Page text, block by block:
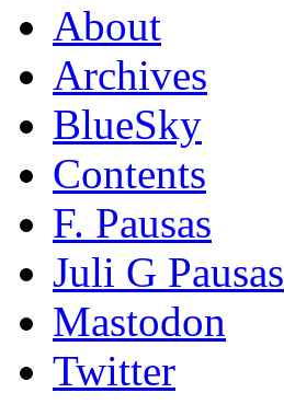
About
Archives
BlueSky
Contents
F. Pausas
Juli G Pausas
Mastodon
Twitter